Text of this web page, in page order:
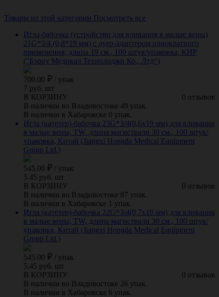
Товары из этой категории Посмотреть все
Игла-бабочка (устройство для вливания в малые вены)
21G*3/4 (0,8*19 мм) с луер-адаптером однократного
применения, длина 19 см., 100 штук/упаковка, КНР
("Бэрпу Медикал Технолоджи Ко., Лтд")
700.00 / упак
7 руб. шт
0 отзывов
В КОРЗИНУ
В наличии во Владивостоке 49 упак.
В наличии в Хабаровске 0 упак.
Игла (катетер)-бабочка 23G*3/4(0,6х19 мм) для вливания
в малые вены, TW, длина магистрали 30 см., 100 штук/
упаковка, Китай (Jiangxi Hongda Medical Equipment
Group Ltd.)
545.00 / упак
5.45 руб. шт
0 отзывов
В КОРЗИНУ
В наличии во Владивостоке 87 упак.
В наличии в Хабаровске 1 упак.
Игла (катетер)-бабочка 22G*3/4(0,7х19 мм) для вливания
в малые вены, TW, длина магистрали 30 см., 100 штук/
упаковка, Китай (Jiangxi Hongda Medical Equipment
Group Ltd.)
545.00 / упак
5.45 руб. шт
0 отзывов
В КОРЗИНУ
В наличии во Владивостоке 26 упак.
В наличии в Хабаровске 6 упак.